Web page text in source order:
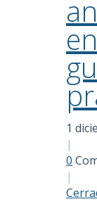
1
|
0
|